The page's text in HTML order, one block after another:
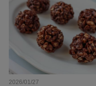
2026/01/27